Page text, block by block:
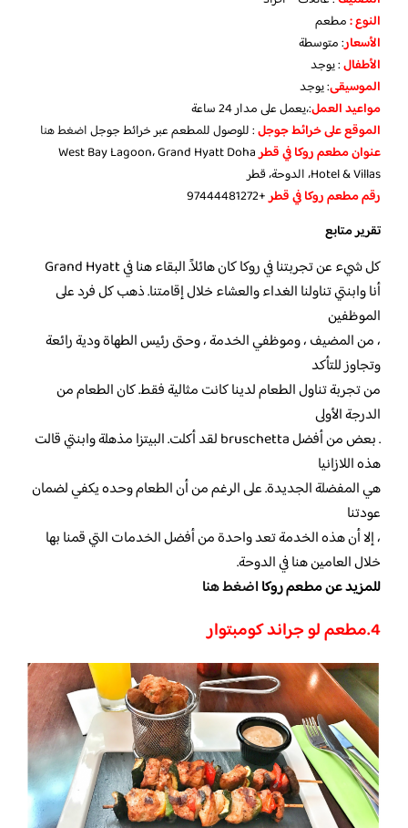
النوع :مطعم
الأسعار:متوسطة
الأطفال:يوجد
الموسيقى:يوجد
مواعيد العمل:،يعمل على مدار 24 ساعة
الموقع على خرائط جوجل: للوصول للمطعم عبر خرائط جوجلاضغط هنا
عنوان مطعم روكا في قطرWest Bay Lagoon، Grand Hyatt Doha
Hotel & Villas، الدوحة، قطر
رقم مطعم روكا في قطر+97444481272
تقرير متابع
كل شيء عن تجربتنا في روكا كان هائلاً. البقاء هنا في Grand Hyatt
أنا وابنتي تناولنا الغداء والعشاء خلال إقامتنا. ذهب كل فرد على
الموظفين
، من المضيف ، وموظفي الخدمة ، وحتى رئيس الطهاة ودية رائعة
وتجاوز للتأكد
من تجربة تناول الطعام لدينا كانت مثالية فقط. كان الطعام من
الدرجة الأولى
. بعض من أفضل bruschetta لقد أكلت. البيتزا مذهلة وابنتي قالت
هذه اللازانيا
هي المفضلة الجديدة. على الرغم من أن الطعام وحده يكفي لضمان
عودتنا
، إلا أن هذه الخدمة تعد واحدة من أفضل الخدمات التي قمنا بها
خلال العامين هنا في الدوحة.
للمزيد عن مطعم روكااضغط هنا
4.مطعم لو جراند كومبتوار